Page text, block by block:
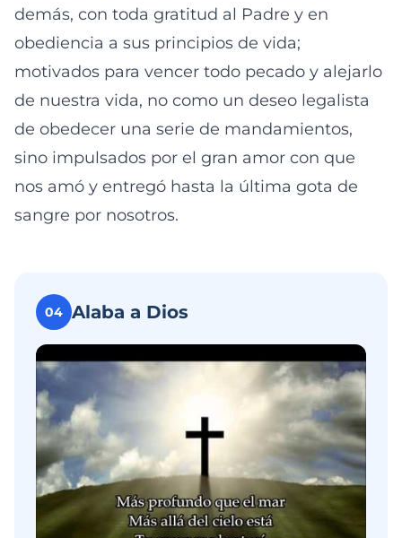
demás, con toda gratitud al Padre y en
obediencia a sus principios de vida;
motivados para vencer todo pecado y alejarlo
de nuestra vida, no como un deseo legalista
de obedecer una serie de mandamientos,
sino impulsados por el gran amor con que
nos amó y entregó hasta la última gota de
sangre por nosotros.
04 Alaba a Dios